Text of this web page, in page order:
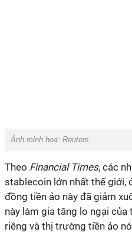
Ảnh minh hoạ: Reuters.
Theo Financial Times, các
stablecoin lớn nhất thế giới,
đồng tiền ảo này đã giảm
này làm gia tăng lo ngại
riêng và thị trường tiền ảo